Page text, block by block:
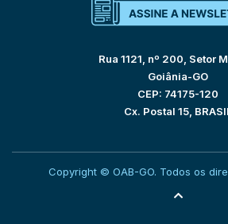
Rua 1121, nº 200, Setor
Goiânia-GO
CEP: 74175-120
Cx. Postal 15,
Copyright © OAB-GO. Todos os